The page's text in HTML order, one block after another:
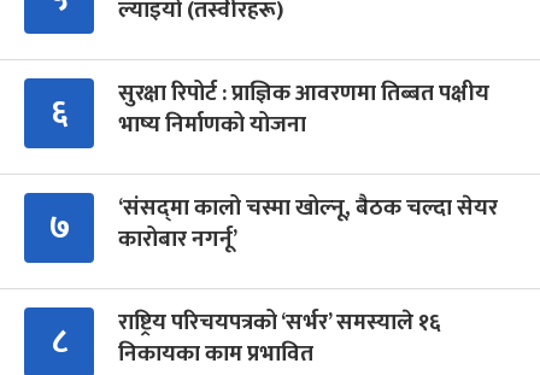
ल्याइयो (तस्वीरहरू)
६
सुरक्षा रिपोर्ट : प्राज्ञिक आवरणमा तिब्बत पक्षीय
भाष्य निर्माणको योजना
७
‘संसद्‍मा कालो चस्मा खोल्नू, बैठक चल्दा सेयर
कारोबार नगर्नू’
८
राष्ट्रिय परिचयपत्रको ‘सर्भर’ समस्याले १६
निकायका काम प्रभावित